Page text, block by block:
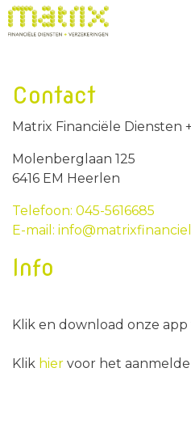
Contact
Matrix Financiële Diensten
Molenberglaan 125
6416 EM Heerlen
Telefoon: 045-5616685
E-mail:
Info
Klik en download onze app
Klik hier voor het